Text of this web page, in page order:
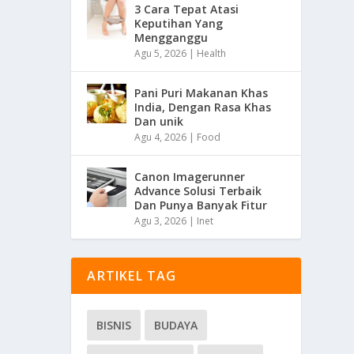
3 Cara Tepat Atasi
Keputihan Yang
Mengganggu
Agu 5, 2026 | Health
Pani Puri Makanan Khas
India, Dengan Rasa Khas
Dan unik
Agu 4, 2026 | Food
Canon Imagerunner
Advance Solusi Terbaik
Dan Punya Banyak Fitur
Agu 3, 2026 | Inet
ARTIKEL TAG
BISNIS BUDAYA